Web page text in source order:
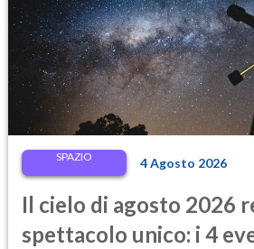
SPAZIO 4 Agosto 2026
Il cielo di agosto 2026
spettacolo unico: i 4